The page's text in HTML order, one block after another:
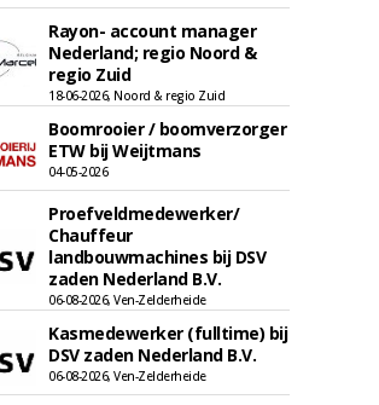
Rayon- account manager
Nederland; regio Noord &
regio Zuid
18-06-2026, Noord & regio Zuid
Boomrooier / boomverzorger
ETW bij Weijtmans
04-05-2026
Proefveldmedewerker/
Chauffeur
landbouwmachines bij DSV
zaden Nederland B.V.
06-08-2026, Ven-Zelderheide
Kasmedewerker (fulltime) bij
DSV zaden Nederland B.V.
06-08-2026, Ven-Zelderheide